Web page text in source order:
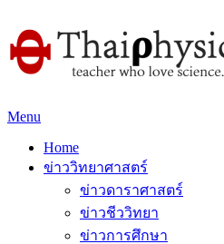
Menu
Home
ข่าววิทยาศาสตร์
ข่าวดาราศาสตร์
ข่าวชีววิทยา
ข่าวการศึกษา